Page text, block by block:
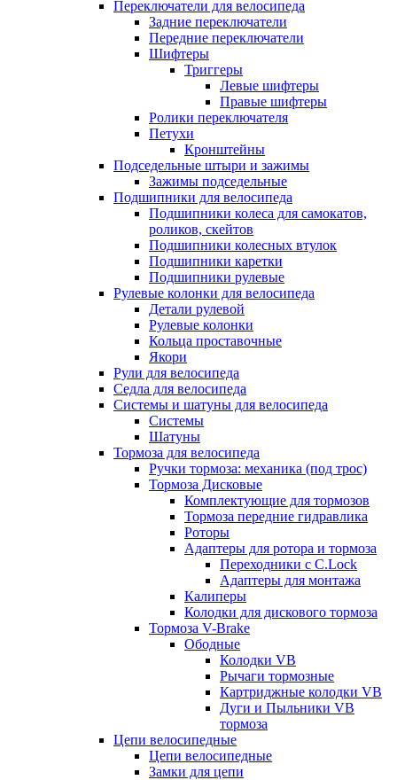
Переключатели для велосипеда
Задние переключатели
Передние переключатели
Шифтеры
Триггеры
Левые шифтеры
Правые шифтеры
Ролики переключателя
Петухи
Кронштейны
Подседельные штыри и зажимы
Зажимы подседельные
Подшипники для велосипеда
Подшипники колеса для самокатов,
роликов, скейтов
Подшипники колесных втулок
Подшипники каретки
Подшипники рулевые
Рулевые колонки для велосипеда
Детали рулевой
Рулевые колонки
Кольца проставочные
Якори
Рули для велосипеда
Седла для велосипеда
Системы и шатуны для велосипеда
Системы
Шатуны
Тормоза для велосипеда
Ручки тормоза: механика (под трос)
Тормоза Дисковые
Комплектующие для тормозов
Тормоза передние гидравлика
Роторы
Адаптеры для ротора и тормоза
Переходники с C.Lock
Адаптеры для монтажа
Калиперы
Колодки для дискового тормоза
Тормоза V-Brake
Ободные
Колодки VB
Рычаги тормозные
Картриджные колодки VB
Дуги и Пыльники VB
тормоза
Цепи велосипедные
Цепи велосипедные
Замки для цепи